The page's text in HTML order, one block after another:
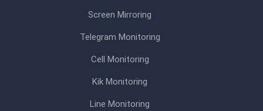
Screen Mirroring
Telegram Monitoring
Cell Monitoring
Kik Monitoring
Line Monitoring